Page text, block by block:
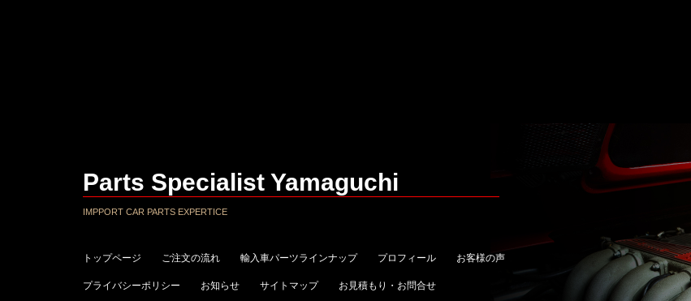
Parts Specialist Yamaguchi
IMPPORT CAR PARTS EXPERTICE
トップページ ご注文の流れ 輸入車パーツラインナップ プロフィール お客様の声
プライバシーポリシー お知らせ サイトマップ お見積もり・お問合せ